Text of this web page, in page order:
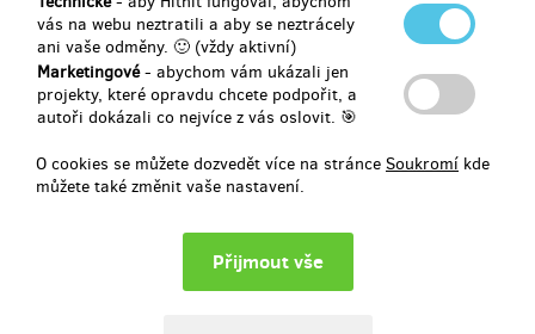
vás na webu neztratili a aby se neztrácely
ani vaše odměny. 🙂 (vždy aktivní)
Marketingové- abychom vám ukázali jen
projekty, které opravdu chcete podpořit, a
autoři dokázali co nejvíce z vás oslovit. 🎯
O cookies se můžete dozvedět více na stránce Soukromí kde
můžete také změnit vaše nastavení.
200 Kč
prodáno 95